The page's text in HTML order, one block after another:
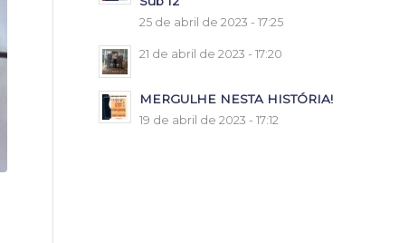
25 de abril de 2023 - 17:25
21 de abril de 2023 - 17:20
MERGULHE NESTA HISTÓRIA!
19 de abril de 2023 - 17:12